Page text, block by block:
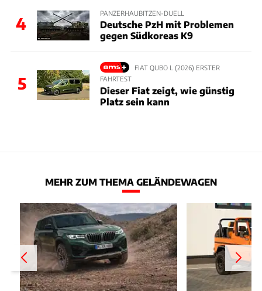
4
PANZERHAUBITZEN-DUELL
Deutsche PzH mit Problemen
gegen Südkoreas K9
5
FIAT QUBO L (2026) ERSTER
FAHRTEST
Dieser Fiat zeigt, wie günstig
Platz sein kann
MEHR ZUM THEMA GELÄNDEWAGEN